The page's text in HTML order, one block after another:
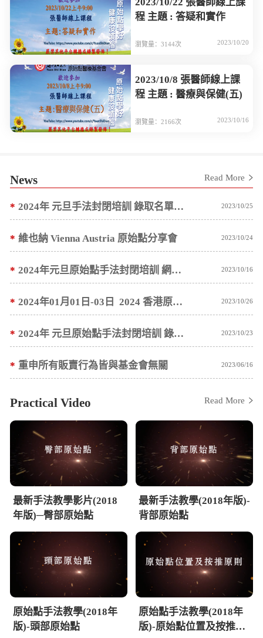
程 主題 : 答疑和實作
瀏覽量：3144次 2023/10/20
2023/10/8 張醫師線上課
程 主題 : 醫療與保健(五)
瀏覽量：2166次 2023/10/16
News Read More
* 2024年 元旦手法封閉培訓 錄取名單預計 10/10 ~ 10/15 陸續通知 2023/10/25
* 維也納 Vienna Austria 原始點分享會 2023/10/24
* 2024年元旦原始點手法封閉培訓 網路報名公告 2023/10/16
* 2024年01月01日-03日 2024 香港原始點醫學健康講座 網路報名公告 2023/10/26
* 2024年 元旦原始點手法封閉培訓 錄取名單公告 2023/10/23
* 重申所有販賣行為皆與基金會無關 2023/06/16
Practical Video Read More
最新手法教學影片(2018
年版)─臀部原始點
最新手法教學(2018年版)-
背部原始點
原始點手法教學(2018年
版)-頭部原始點
原始點手法教學(2018年
版)-原始點位置及按推原